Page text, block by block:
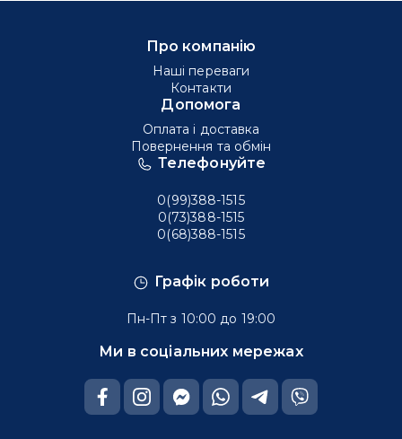
Графік роботи
Пн-Пт з 10:00 до 19:00
Ми в соціальних мережах
Телефонуйте
0(99)388-1515
0(73)388-1515
0(68)388-1515
Про компанію
Наші переваги
Контакти
Допомога
Оплата і доставка
Повернення та обмін